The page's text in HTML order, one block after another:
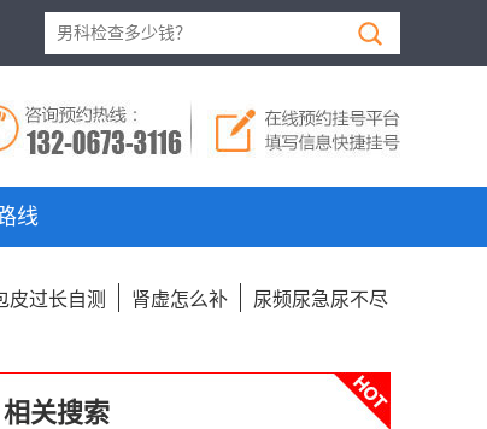
线
皮过长自测 肾虚怎么补 尿频尿急尿不尽
相关搜索